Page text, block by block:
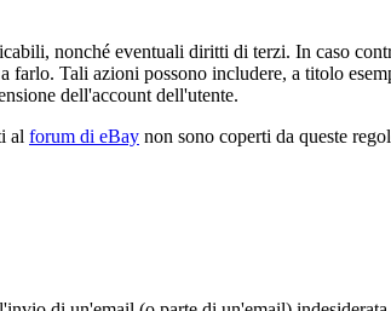
nonché eventuali diritti di terzi. In caso
farlo. Tali azioni possono includere, a titolo
dell'account dell'utente.
al forum di eBay non sono coperti da queste